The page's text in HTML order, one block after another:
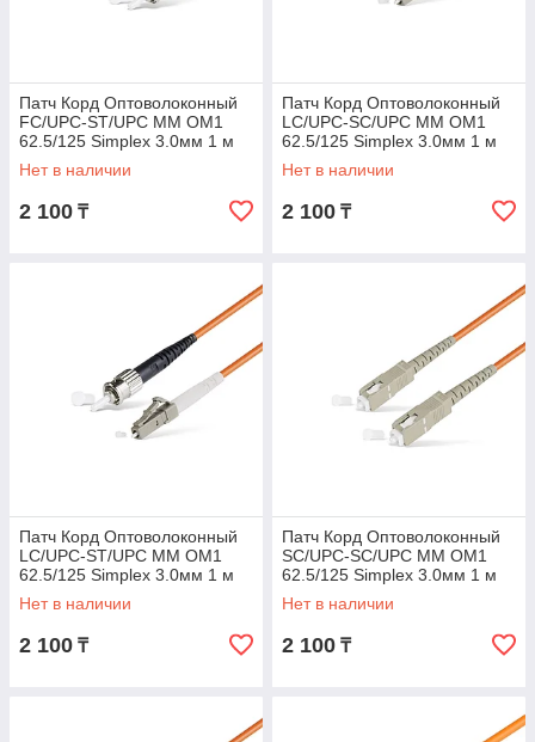
Патч Корд Оптоволоконный
FC/UPC-ST/UPC MM OM1
62.5/125 Simplex 3.0мм 1 м
Нет в наличии
2 100 ₸
Патч Корд Оптоволоконный
LC/UPC-SC/UPC MM OM1
62.5/125 Simplex 3.0мм 1 м
Нет в наличии
2 100 ₸
Патч Корд Оптоволоконный
LC/UPC-ST/UPC MM OM1
62.5/125 Simplex 3.0мм 1 м
Нет в наличии
2 100 ₸
Патч Корд Оптоволоконный
SC/UPC-SC/UPC MM OM1
62.5/125 Simplex 3.0мм 1 м
Нет в наличии
2 100 ₸